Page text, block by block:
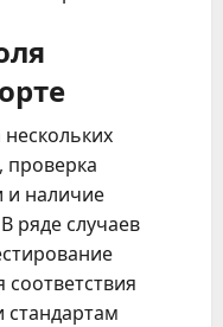
проверка
и наличие
ряде случаев
стандартам